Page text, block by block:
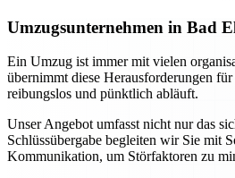
Umzugsunternehmen in Bad
Ein Umzug ist immer mit vielen
übernimmt diese Herausforderungen
reibungslos und pünktlich abläuft.
Unser Angebot umfasst nicht nur das
Schlüssübergabe begleiten wir Sie mit
Kommunikation, um Störfaktoren zu